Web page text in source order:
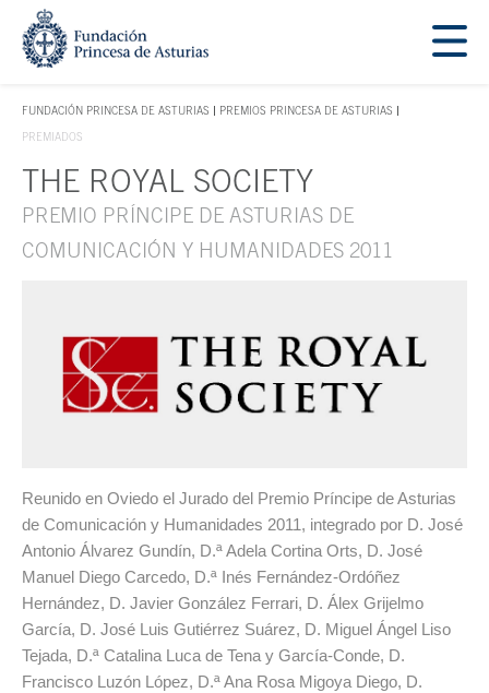
Saltar navegación. Ir directamente al contenido principal
FUNDACIÓN PRINCESA DE ASTURIAS
TECLA DE ACCESO 1
PREMIOS PRINCESA DE ASTURIAS
PREMIADOS
Contenido principal
THE ROYAL SOCIETY
PREMIO PRÍNCIPE DE ASTURIAS DE
COMUNICACIÓN Y HUMANIDADES 2011
Reunido en Oviedo el Jurado del Premio Príncipe de Asturias
de Comunicación y Humanidades 2011, integrado por D. José
Antonio Álvarez Gundín, D.ª Adela Cortina Orts, D. José
Manuel Diego Carcedo, D.ª Inés Fernández-Ordóñez
Hernández, D. Javier González Ferrari, D. Álex Grijelmo
García, D. José Luis Gutiérrez Suárez, D. Miguel Ángel Liso
Tejada, D.ª Catalina Luca de Tena y García-Conde, D.
Francisco Luzón López, D.ª Ana Rosa Migoya Diego, D.